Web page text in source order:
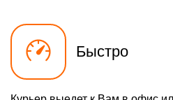
Быстро